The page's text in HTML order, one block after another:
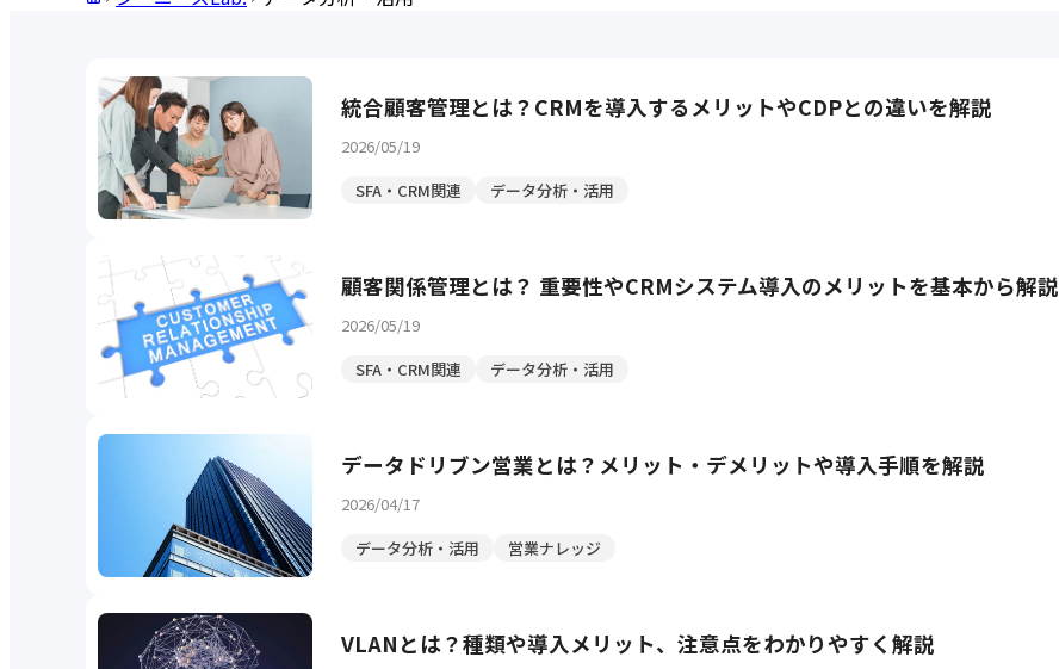
統合顧客管理とは？CRMを導入するメリットやCDPとの違いを解説
2026/05/19
SFA・CRM関連
データ分析・活用
顧客関係管理とは？ 重要性やCRMシステム導入のメリットを基本から解説
2026/05/19
SFA・CRM関連
データ分析・活用
データドリブン営業とは？メリット・デメリットや導入手順を解説
2026/04/17
データ分析・活用
営業ナレッジ
VLANとは？種類や導入メリット、注意点をわかりやすく解説